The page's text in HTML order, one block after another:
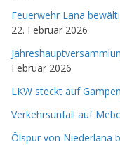
Feuerwehr Lana
22. Februar 2026
Februar 2026
LKW steckt auf
Verkehrsunfall auf
Ölspur von Niederlana